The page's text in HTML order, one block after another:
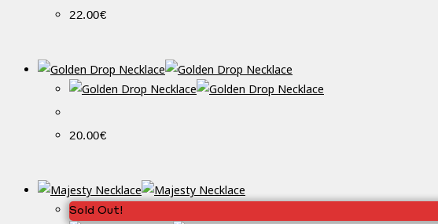
22.00€
20.00€
Sold Out!